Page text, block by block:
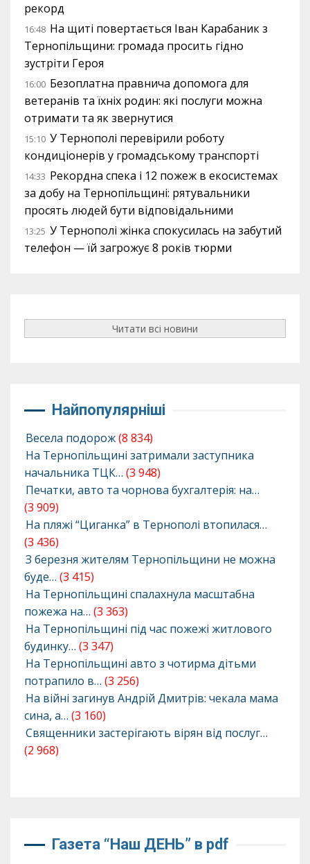
рекорд
16:48 На щиті повертається Іван Карабаник з
Тернопільщини: громада просить гідно
зустріти Героя
16:00 Безоплатна правнича допомога для
ветеранів та їхніх родин: які послуги можна
отримати та як звернутися
15:10 У Тернополі перевірили роботу
кондиціонерів у громадському транспорті
14:33 Рекордна спека і 12 пожеж в екосистемах
за добу на Тернопільщині: рятувальники
просять людей бути відповідальними
13:25 У Тернополі жінка спокусилась на забутий
телефон — їй загрожує 8 років тюрми
Читати всі новини
Найпопулярніші
Весела подорож(8 834)
На Тернопільщині затримали заступника
начальника ТЦК… (3 948)
Печатки, авто та чорнова бухгалтерія: на…
(3 909)
На пляжі “Циганка” в Тернополі втопилася…
(3 436)
З березня жителям Тернопільщини не можна
буде… (3 415)
На Тернопільщині спалахнула масштабна
пожежа на… (3 363)
На Тернопільщині під час пожежі житлового
будинку… (3 347)
На Тернопільщині авто з чотирма дітьми
потрапило в… (3 256)
На війні загинув Андрій Дмитрів: чекала мама
сина, а… (3 160)
Священники застерігають вірян від послуг…
(2 968)
Газета “Наш ДЕНЬ” в pdf